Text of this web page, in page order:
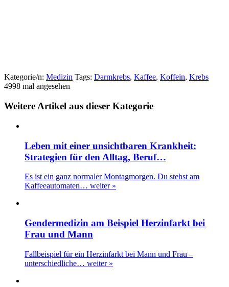
Kategorie/n: Medizin Tags: Darmkrebs, Kaffee, Koffein, Krebs
4998 mal angesehen
Weitere Artikel aus dieser Kategorie
Leben mit einer unsichtbaren Krankheit:
Strategien für den Alltag, Beruf…
Es ist ein ganz normaler Montagmorgen. Du stehst am
Kaffeeautomaten… weiter »
Gendermedizin am Beispiel Herzinfarkt bei
Frau und Mann
Fallbeispiel für ein Herzinfarkt bei Mann und Frau –
unterschiedliche… weiter »